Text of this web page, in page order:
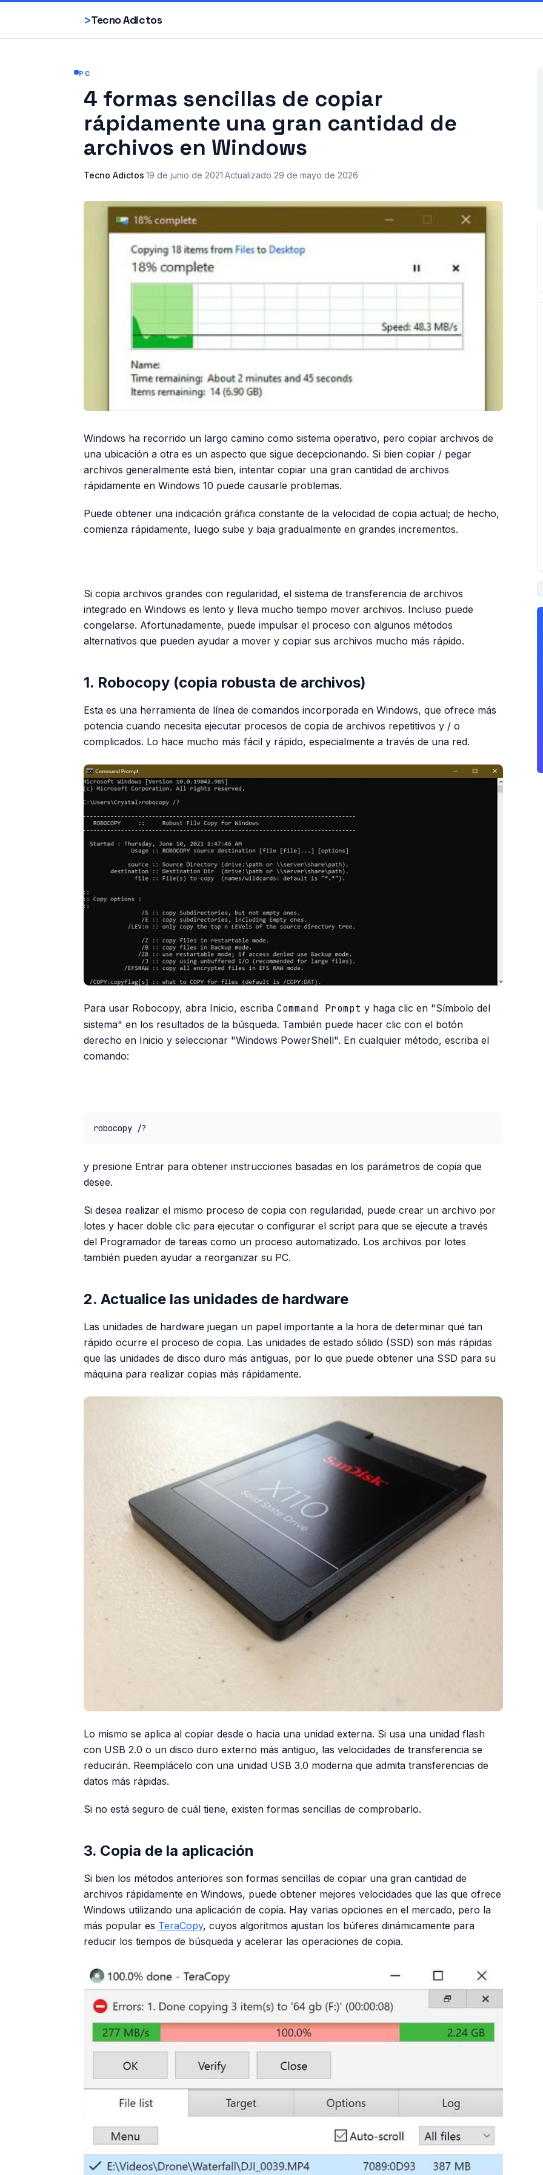
>Tecno Adictos
PC
4 formas sencillas de copiar
rápidamente una gran cantidad de
archivos en Windows
Tecno Adictos·19 de junio de 2021·Actualizado 29 de mayo de 2026
Windows ha recorrido un largo camino como sistema operativo, pero copiar archivos de
una ubicación a otra es un aspecto que sigue decepcionando. Si bien copiar / pegar
archivos generalmente está bien, intentar copiar una gran cantidad de archivos
rápidamente en Windows 10 puede causarle problemas.
Puede obtener una indicación gráfica constante de la velocidad de copia actual; de hecho,
comienza rápidamente, luego sube y baja gradualmente en grandes incrementos.
Si copia archivos grandes con regularidad, el sistema de transferencia de archivos
integrado en Windows es lento y lleva mucho tiempo mover archivos. Incluso puede
congelarse. Afortunadamente, puede impulsar el proceso con algunos métodos
alternativos que pueden ayudar a mover y copiar sus archivos mucho más rápido.
1. Robocopy (copia robusta de archivos)
Esta es una herramienta de línea de comandos incorporada en Windows, que ofrece más
potencia cuando necesita ejecutar procesos de copia de archivos repetitivos y / o
complicados. Lo hace mucho más fácil y rápido, especialmente a través de una red.
Para usar Robocopy, abra Inicio, escriba Command Prompt y haga clic en "Símbolo del
sistema" en los resultados de la búsqueda. También puede hacer clic con el botón
derecho en Inicio y seleccionar "Windows PowerShell". En cualquier método, escriba el
comando:
robocopy /?
y presione Entrar para obtener instrucciones basadas en los parámetros de copia que
desee.
Si desea realizar el mismo proceso de copia con regularidad, puede crear un archivo por
lotes y hacer doble clic para ejecutar o configurar el script para que se ejecute a través
del Programador de tareas como un proceso automatizado. Los archivos por lotes
también pueden ayudar a reorganizar su PC.
2. Actualice las unidades de hardware
Las unidades de hardware juegan un papel importante a la hora de determinar qué tan
rápido ocurre el proceso de copia. Las unidades de estado sólido (SSD) son más rápidas
que las unidades de disco duro más antiguas, por lo que puede obtener una SSD para su
máquina para realizar copias más rápidamente.
Lo mismo se aplica al copiar desde o hacia una unidad externa. Si usa una unidad flash
con USB 2.0 o un disco duro externo más antiguo, las velocidades de transferencia se
reducirán. Reemplácelo con una unidad USB 3.0 moderna que admita transferencias de
datos más rápidas.
Si no está seguro de cuál tiene, existen formas sencillas de comprobarlo.
3. Copia de la aplicación
Si bien los métodos anteriores son formas sencillas de copiar una gran cantidad de
archivos rápidamente en Windows, puede obtener mejores velocidades que las que ofrece
Windows utilizando una aplicación de copia. Hay varias opciones en el mercado, pero la
más popular es TeraCopy, cuyos algoritmos ajustan los búferes dinámicamente para
reducir los tiempos de búsqueda y acelerar las operaciones de copia.